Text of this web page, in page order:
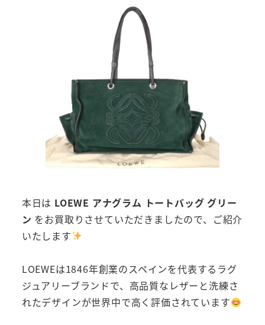
本日は LOEWE アナグラム トートバッグ グリー
ン をお買取りさせていただきましたので、ご紹介
いたします
LOEWEは1846年創業のスペインを代表するラグ
ジュアリーブランドで、高品質なレザーと洗練さ
れたデザインが世界中で高く評価されています